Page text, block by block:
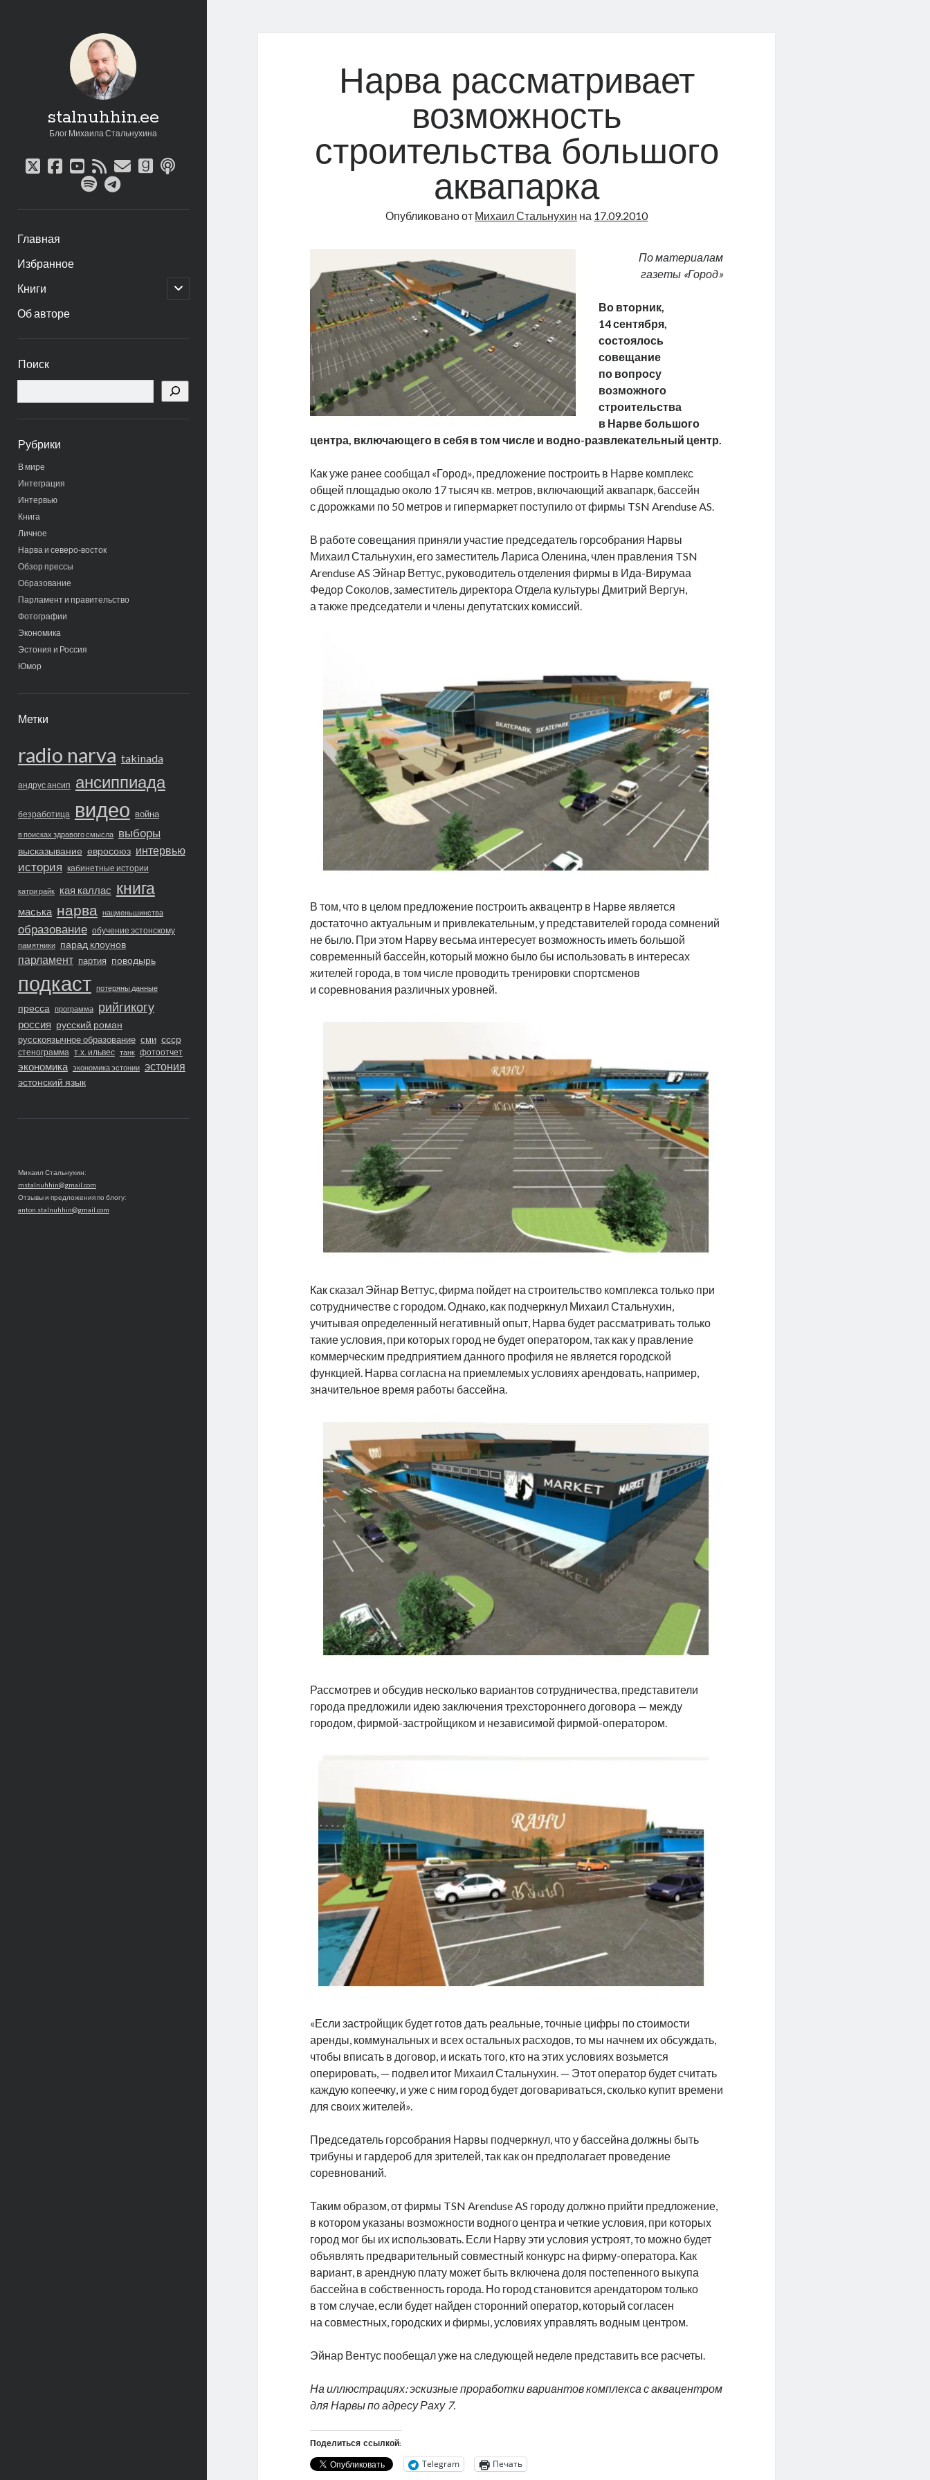
stalnuhhin.ee
Блог Михаила Стальнухина
twitter
facebook
youtube
rssemailgoodreads
podcast
spotifytelegram
Главная
Избранное
Книги
открыть
дочернее
Об авторе
панель
Поиск
Рубрики
В мире
Интеграция
Интервью
Книга
Личное
Нарва и северо-восток
Обзор прессы
Образование
Парламент и правительство
Фотографии
Экономика
Эстония и Россия
Юмор
Метки
radio narva takinada
андрус ансип ансиппиада
безработица видео война
в поисках здравого смысла выборы
высказывание евросоюз интервью
история кабинетные истории
катри райк кая каллас книга
маська нарва нацменьшинства
образование обучение эстонскому
памятники парад клоунов
парламент партия поводырь
подкаст потеряны данные
пресса программа рийгикогу
россия русский роман
русскоязычное образование сми ссср
стенограмма т.х. ильвес танк фотоотчет
экономика экономика эстонии эстония
эстонский язык
Михаил Стальнухин:
mstalnuhhin@gmail.com
Отзывы и предложения по блогу:
anton.stalnuhhin@gmail.com
Нарва рассматривает
возможность
строительства большого
аквапарка
Опубликовано от Михаил Стальнухин на 17.09.2010
По материалам
газеты «Город»
Во вторник,
14 сентября,
состоялось
совещание
по вопросу
возможного
строительства
в Нарве большого
центра, включающего в себя в том числе и водно-развлекательный центр.
Как уже ранее сообщал «Город», предложение построить в Нарве комплекс
общей площадью около 17 тысяч кв. метров, включающий аквапарк, бассейн
с дорожками по 50 метров и гипермаркет поступило от фирмы TSN Arenduse AS.
В работе совещания приняли участие председатель горсобрания Нарвы
Михаил Стальнухин, его заместитель Лариса Оленина, член правления TSN
Arenduse AS Эйнар Веттус, руководитель отделения фирмы в Ида-Вирумаа
Федор Соколов, заместитель директора Отдела культуры Дмитрий Вергун,
а также председатели и члены депутатских комиссий.
В том, что в целом предложение построить аквацентр в Нарве является
достаточно актуальным и привлекательным, у представителей города сомнений
не было. При этом Нарву весьма интересует возможность иметь большой
современный бассейн, который можно было бы использовать в интересах
жителей города, в том числе проводить тренировки спортсменов
и соревнования различных уровней.
Как сказал Эйнар Веттус, фирма пойдет на строительство комплекса только при
сотрудничестве с городом. Однако, как подчеркнул Михаил Стальнухин,
учитывая определенный негативный опыт, Нарва будет рассматривать только
такие условия, при которых город не будет оператором, так как у правление
коммерческим предприятием данного профиля не является городской
функцией. Нарва согласна на приемлемых условиях арендовать, например,
значительное время работы бассейна.
Рассмотрев и обсудив несколько вариантов сотрудничества, представители
города предложили идею заключения трехстороннего договора — между
городом, фирмой-застройщиком и независимой фирмой-оператором.
«Если застройщик будет готов дать реальные, точные цифры по стоимости
аренды, коммунальных и всех остальных расходов, то мы начнем их обсуждать,
чтобы вписать в договор, и искать того, кто на этих условиях возьмется
оперировать, — подвел итог Михаил Стальнухин. — Этот оператор будет считать
каждую копеечку, и уже с ним город будет договариваться, сколько купит времени
для своих жителей».
Председатель горсобрания Нарвы подчеркнул, что у бассейна должны быть
трибуны и гардероб для зрителей, так как он предполагает проведение
соревнований.
Таким образом, от фирмы TSN Arenduse AS городу должно прийти предложение,
в котором указаны возможности водного центра и четкие условия, при которых
город мог бы их использовать. Если Нарву эти условия устроят, то можно будет
объявлять предварительный совместный конкурс на фирму-оператора. Как
вариант, в арендную плату может быть включена доля постепенного выкупа
бассейна в собственность города. Но город становится арендатором только
в том случае, если будет найден сторонний оператор, который согласен
на совместных, городских и фирмы, условиях управлять водным центром.
Эйнар Вентус пообещал уже на следующей неделе представить все расчеты.
На иллюстрациях: эскизные проработки вариантов комплекса с аквацентром
для Нарвы по адресу Раху 7.
Поделиться ссылкой:
Telegram Печать